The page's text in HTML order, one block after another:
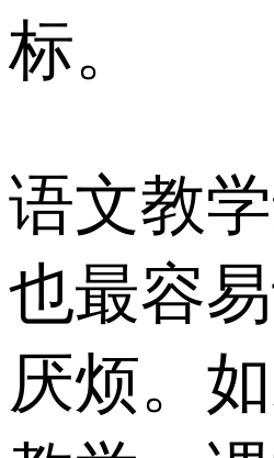
标。
语文教
也最容
厌烦。